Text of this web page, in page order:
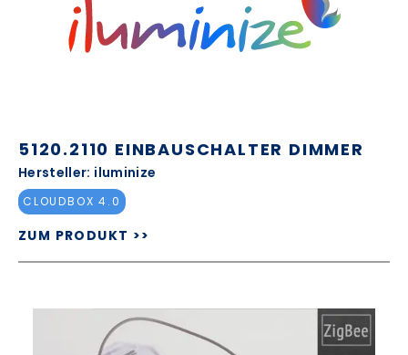
5120.2110 EINBAUSCHALTER DIMMER
Hersteller: iluminize
CLOUDBOX 4.0
ZUM PRODUKT >>